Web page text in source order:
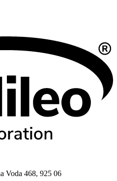
Voda 468, 925 06